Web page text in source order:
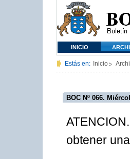
INICIO
Estás en: Inicio
BOC Nº 066.
obtener